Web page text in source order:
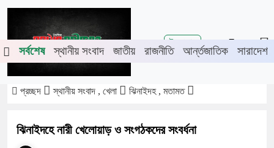
ই-পেপার
মেহেরপুরে জামায়াতের গণমিছিল
চুয়াডাঙ্গায় সওজের বাসভবন
সর্বশেষ
স্থানীয় সংবাদ জাতীয় রাজনীতি আর্ন্তজাতিক সারাদেশ
প্রচ্ছদ স্থানীয় সংবাদ , খেলা ঝিনাইদহ , মতামত
ঝিনাইদহে নারী খেলোয়াড় ও সংগঠকদের সংবর্ধনা